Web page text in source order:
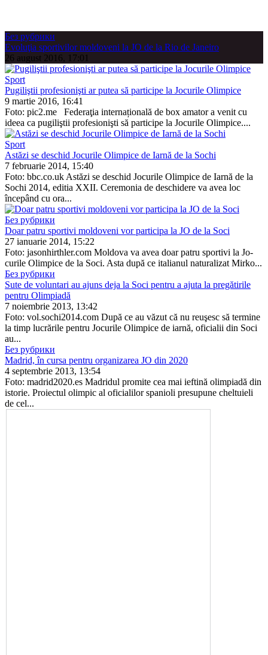
Без рубрики
Evoluţia sportivilor moldoveni la JO de la Rio de Janeiro
26 august 2016, 17:01
Sport
Pugiliştii profesionişti ar putea să participe la Jocurile Olim­pice
9 martie 2016, 16:41
Foto: pic2.me Federaţia internațională de box amator a venit cu
ideea ca pugiliştii profesionişti să participe la Jocurile Olim­pice....
Sport
Astăzi se deschid Jocurile Olimpice de Iarnă de la Sochi
7 februarie 2014, 15:40
Foto: bbc.co.uk Astăzi se deschid Jocurile Olimpice de Iarnă de la
Sochi 2014, editia XXII. Ceremonia de deschidere va avea loc
începând cu ora...
Без рубрики
Doar patru sportivi moldoveni vor participa la JO de la Soci
27 ianuarie 2014, 15:22
Foto: jasonhirthler.com Moldova va avea doar patru sportivi la Jo­
curile Olimpice de la Soci. Asta după ce ita­lianul naturalizat Mir­ko...
Без рубрики
Sute de voluntari au ajuns deja la Soci pentru a ajuta la pregătirile
pentru Olimpiadă
7 noiembrie 2013, 13:42
Foto: vol.sochi2014.com După ce au văzut că nu re­uşesc să termine
la timp lucrările pentru Jocurile Olimpice de iarnă, ofici­alii din Soci
au...
Без рубрики
Madrid, în cursa pentru organizarea JO din 2020
4 septembrie 2013, 13:54
Foto: madrid2020.es Madridul promite cea mai ieftină olimpiadă din
istorie. Proiectul olimpic al oficialilor spanioli presupune cheltuieli
de cel...